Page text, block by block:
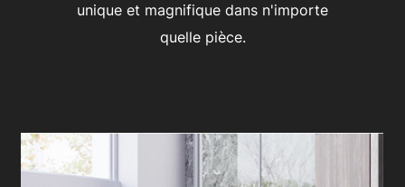
unique et magnifique dans n'importe
quelle pièce.